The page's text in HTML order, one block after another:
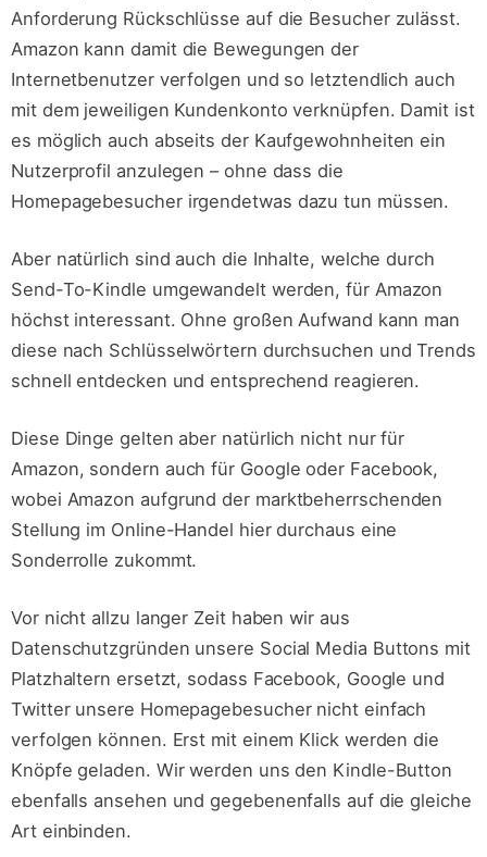
Anforderung Rückschlüsse auf die Besucher zulässt.
Amazon kann damit die Bewegungen der
Internetbenutzer verfolgen und so letztendlich auch
mit dem jeweiligen Kundenkonto verknüpfen. Damit ist
es möglich auch abseits der Kaufgewohnheiten ein
Nutzerprofil anzulegen – ohne dass die
Homepagebesucher irgendetwas dazu tun müssen.
Aber natürlich sind auch die Inhalte, welche durch
Send-To-Kindle umgewandelt werden, für Amazon
höchst interessant. Ohne großen Aufwand kann man
diese nach Schlüsselwörtern durchsuchen und Trends
schnell entdecken und entsprechend reagieren.
Diese Dinge gelten aber natürlich nicht nur für
Amazon, sondern auch für Google oder Facebook,
wobei Amazon aufgrund der marktbeherrschenden
Stellung im Online-Handel hier durchaus eine
Sonderrolle zukommt.
Vor nicht allzu langer Zeit haben wir aus
Datenschutzgründen unsere Social Media Buttons mit
Platzhaltern ersetzt, sodass Facebook, Google und
Twitter unsere Homepagebesucher nicht einfach
verfolgen können. Erst mit einem Klick werden die
Knöpfe geladen. Wir werden uns den Kindle-Button
ebenfalls ansehen und gegebenenfalls auf die gleiche
Art einbinden.